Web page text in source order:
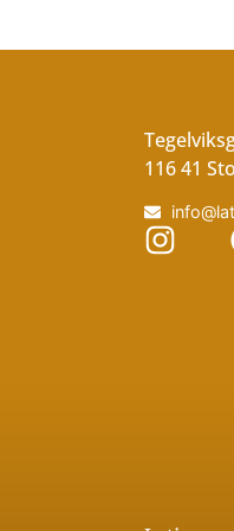
116 41